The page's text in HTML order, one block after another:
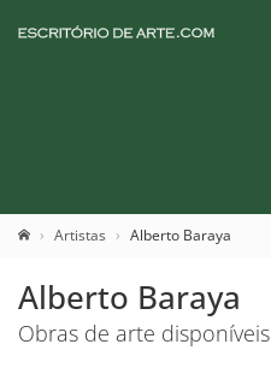
Artistas Alberto Baraya
Alberto Baraya
Obras de arte disponíveis